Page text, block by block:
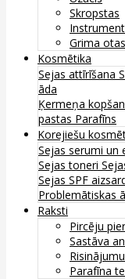
Skropstas
Grima otas
Kosmētika
Sejas attīrīšana
āda
Ķermeņa
pastas Parafīns
Korejiešu
Sejas serumi un
Sejas toneri
Sejas SPF
Problemātiskas
Raksti
Pircēju
Sastāva
Parafīna